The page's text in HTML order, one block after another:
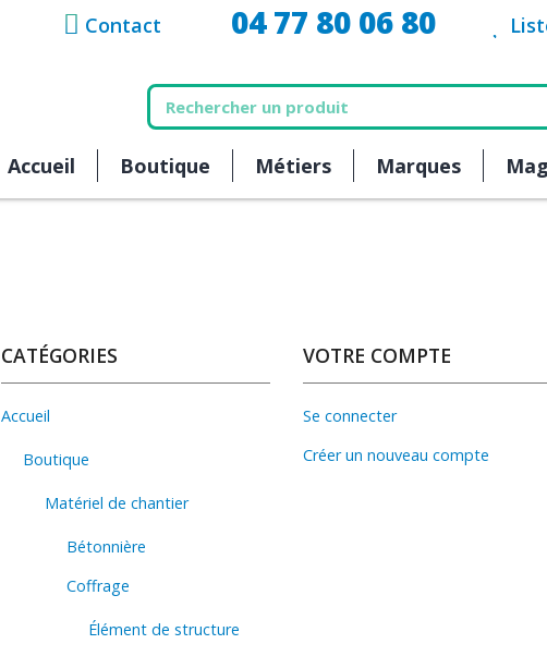
Contact 04 77 80 06 80
Accueil Boutique Métiers Marques
CATÉGORIES
Accueil
Boutique
Matériel de chantier
Bétonnière
Coffrage
Élément de structure
VOTRE COMPTE
Se connecter
Créer un nouveau compte